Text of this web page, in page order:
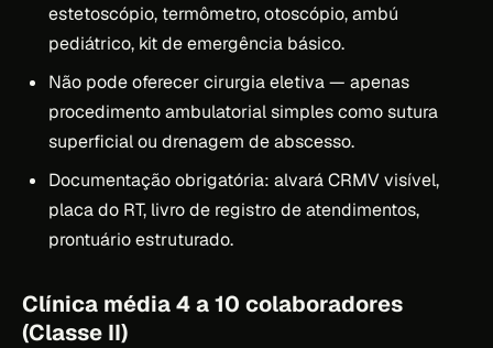
estetoscópio, termômetro, otoscópio, ambú
pediátrico, kit de emergência básico.
Não pode oferecer cirurgia eletiva — apenas
procedimento ambulatorial simples como sutura
superficial ou drenagem de abscesso.
Documentação obrigatória: alvará CRMV visível,
placa do RT, livro de registro de atendimentos,
prontuário estruturado.
Clínica média 4 a 10 colaboradores
(Classe II)